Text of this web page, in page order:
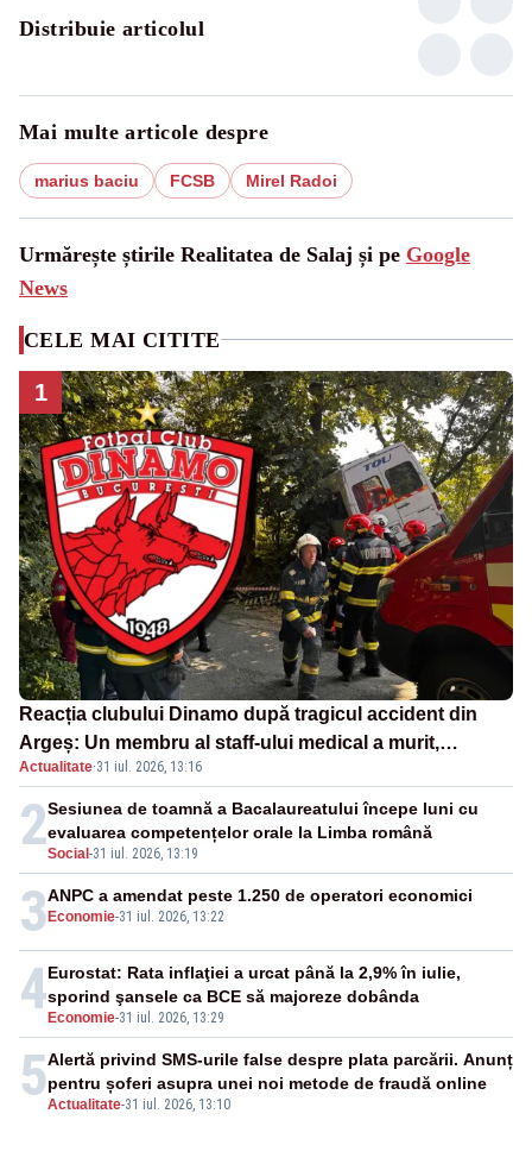
Distribuie articolul
Mai multe articole despre
marius baciu FCSB Mirel Radoi
Urmărește știrile Realitatea de Salaj și pe Google
News
CELE MAI CITITE
1
Reacția clubului Dinamo după tragicul accident din
Argeș: Un membru al staff-ului medical a murit,
antrenorul Adrian Ropotan este în spital
Actualitate·31 iul. 2026, 13:16
2Social -31 iul. 2026, 13:19
Sesiunea de toamnă a Bacalaureatului începe luni cu
evaluarea competențelor orale la Limba română
3 Economie-31 iul. 2026, 13:22
ANPC a amendat peste 1.250 de operatori economici
4 Economie-31 iul. 2026, 13:29
Eurostat: Rata inflaţiei a urcat până la 2,9% în iulie,
sporind şansele ca BCE să majoreze dobânda
5Actualitate-31 iul. 2026, 13:10
Alertă privind SMS-urile false despre plata parcării. Anunț
pentru șoferi asupra unei noi metode de fraudă online